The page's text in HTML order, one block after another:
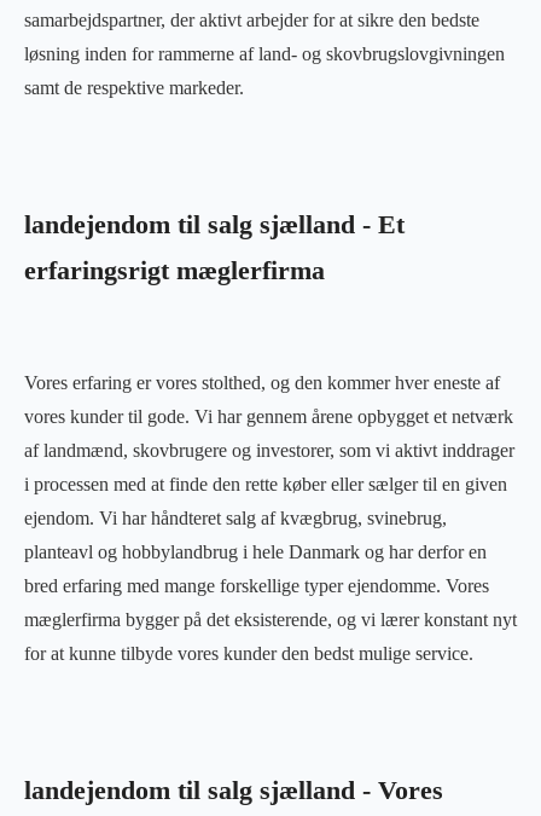
samarbejdspartner, der aktivt arbejder for at sikre den bedste
løsning inden for rammerne af land- og skovbrugslovgivningen
samt de respektive markeder.
landejendom til salg sjælland - Et
erfaringsrigt mæglerfirma
Vores erfaring er vores stolthed, og den kommer hver eneste af
vores kunder til gode. Vi har gennem årene opbygget et netværk
af landmænd, skovbrugere og investorer, som vi aktivt inddrager
i processen med at finde den rette køber eller sælger til en given
ejendom. Vi har håndteret salg af kvægbrug, svinebrug,
planteavl og hobbylandbrug i hele Danmark og har derfor en
bred erfaring med mange forskellige typer ejendomme. Vores
mæglerfirma bygger på det eksisterende, og vi lærer konstant nyt
for at kunne tilbyde vores kunder den bedst mulige service.
landejendom til salg sjælland - Vores